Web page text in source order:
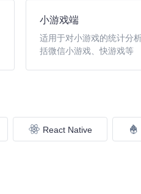
小游戏端
适用于对小游戏的统计分
括微信小游戏、快游戏等
React Native